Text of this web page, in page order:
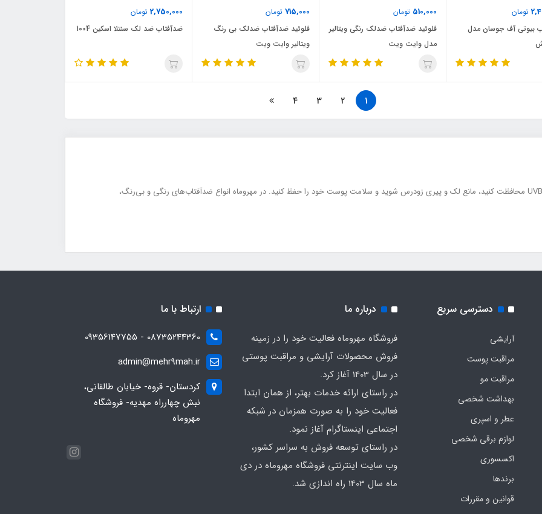
تومان
بیوتی آف جوسان مدل
510,000 تومان
فلوئید ضدآفتاب ضدلک رنگی ویتالیر
مدل وایت ویت
715,000 تومان
فلوئید ضدآفتاب ضدلک بی رنگ
ویتالیر وایت ویت
2,750,000 تومان
ضدآفتاب ضد لک سنتلا اسکین 1004
1
2
3
4
ضدآفتاب کمک می‌کند از پوست در برابر اشعه‌های UVA و UVB محافظت کنید، مانع لک و پیری زودرس شوید و سلامت پوست خود را حفظ کنید. در مهروماه انواع ضدآفتاب‌های رنگی و بی‌رنگ،
دسترسی سریع
آرایشی
مراقبت پوست
مراقبت مو
بهداشت شخصی
عطر و اسپری
لوازم برقی شخصی
اکسسوری
برندها
قوانین و مقررات
درباره ما
فروشگاه مهروماه فعالیت خود را در زمینه
فروش محصولات آرایشی و مراقبت پوستی
در سال 1403 آغاز کرد.
در راستای ارائه خدمات بهتر، از همان ابتدا
فعالیت خود را به صورت همزمان در شبکه
اجتماعی اینستاگرام آغاز نمود.
در راستای توسعه فروش به سراسر کشور،
وب سایت اینترنتی فروشگاه مهروماه در دی
ماه سال 1403 راه اندازی شد.
ارتباط با ما
08735244360 - 09356147755
admin@mehr9mah.ir
کردستان- قروه- خیابان طالقانی،
نبش چهارراه مهدیه- فروشگاه
مهروماه